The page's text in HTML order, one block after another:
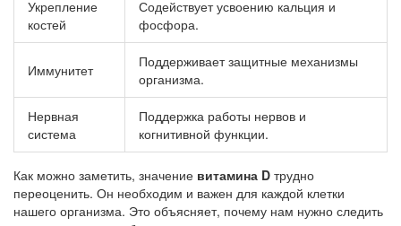
Укрепление
костей
Содействует усвоению кальция и
фосфора.
Иммунитет
Поддерживает защитные механизмы
организма.
Нервная
система
Поддержка работы нервов и
когнитивной функции.
Как можно заметить, значение витамина D трудно
переоценить. Он необходим и важен для каждой клетки
нашего организма. Это объясняет, почему нам нужно следить